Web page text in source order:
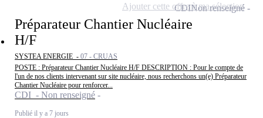
Préparateur Chantier Nucléaire
H/F
SYSTEA ENERGIE - 07 - CRUAS
POSTE : Préparateur Chantier Nucléaire H/F DESCRIPTION : Pour le compte de
l'un de nos clients intervenant sur site nucléaire, nous recherchons un(e) Préparateur
Chantier Nucléaire pour renforcer...
CDI - Non renseigné
Publié il y a 7 jours
CDINon renseigné
Ajouter cette offre à ma sélection